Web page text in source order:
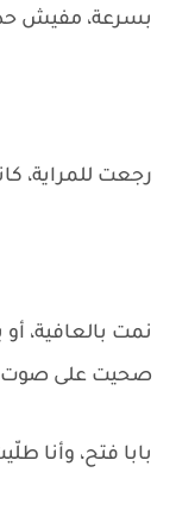
بسرعة، مفيش
رجعت للمراية،
نمت بالعافية،
صحيت على صوت
بابا فتح، وأنا